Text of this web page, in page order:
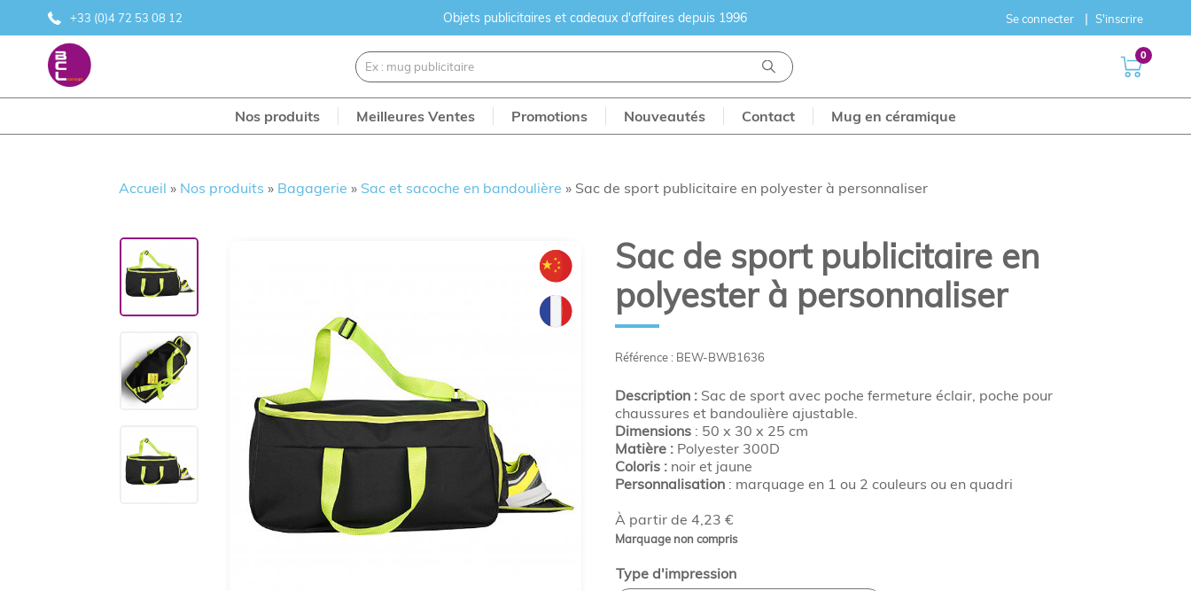
+33 (0)4 72 53 08 12 Objets publicitaires et cadeaux d'affaires depuis 1996 Se connecter S'inscrire
0
Nos produits Meilleures Ventes Promotions Nouveautés Contact Mug en céramique
Accueil » Nos produits » Bagagerie » Sac et sacoche en bandoulière » Sac de sport publicitaire en polyester à personnaliser
Référence : BEW-BWB1636
À partir de 4,23 €
Marquage non compris
Sac de sport publicitaire en
polyester à personnaliser
Description :Sac de sport avec poche fermeture éclair, poche pour
chaussures et bandoulière ajustable.
Dimensions: 50 x 30 x 25 cm
Matière :Polyester 300D
Coloris :noir et jaune
Personnalisation: marquage en 1 ou 2 couleurs ou en quadri
Type d'impression